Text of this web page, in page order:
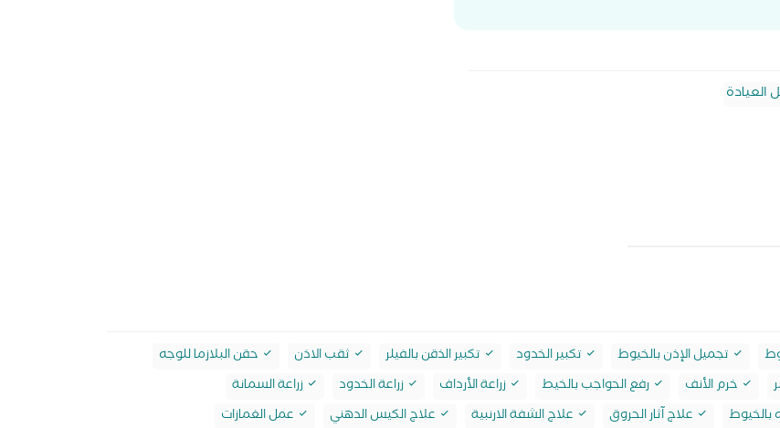
العيادة
تجميل الإذن بالخيوط تكبير الخدود تكبير الذقن بالفيلر ثقب الاذن
حقن البلازما للوجه
خرم الأنف رفع الحواجب بالخيط زراعة الأرداف زراعة الخدود
زراعة السمانة
بالخيوط علاج آثار الحروق علاج الشفة الارنبية علاج الكيس الدهني
عمل الغمازات